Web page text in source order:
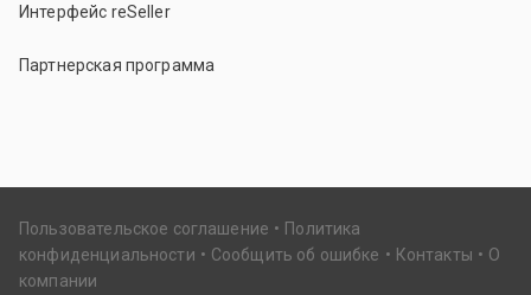
Интерфейс reSeller
Партнерская программа
Пользовательское соглашение
Политика
конфиденциальности
Сообщить об ошибке Контакты
О
компании